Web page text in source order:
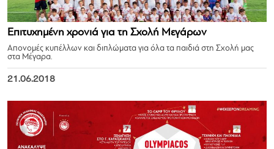
Επιτυχημένη χρονιά για τη Σχολή Μεγάρων
Απονομές κυπέλλων και διπλώματα για όλα τα παιδιά στη Σχολή μας
στα Μέγαρα.
21.06.2018